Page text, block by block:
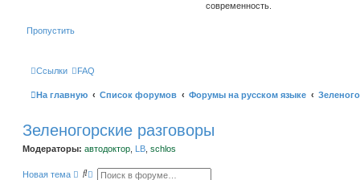
современность.
Пропустить
Ссылки FAQ
На главную Список форумов Форумы на русском языке
Зеленогорские разговоры
Модераторы: автодоктор LB schlos
Новая тема
П Р